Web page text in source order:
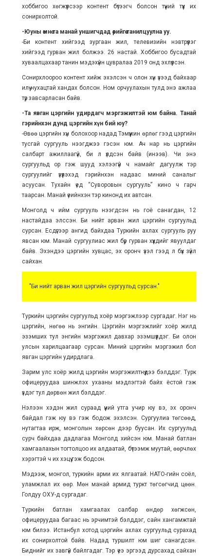
хоббигоо хөгжүүлсээр контент бүтээгч болсон түүний түүх их
сонирхолтой.
-Юуны өмнө та манай уншигчдад өөрийгөө танилцуулна уу.
-Би контент хийгээд зургаан жил, телевизийн нэвтрүүлэг
хийгээд гурван жил болжээ. 26 настай. Хоббигоо бусадтай
хуваалцахаар танин мэдэхүйн цувралаа 2019 онд эхлүүлсэн.
Сонирхлоороо контент хийж эхэлсэн ч олон хүн үзээд байхаар
илүү нухацтай хандах болсон. Ном орчуулахын тулд энэ ажлаа
түр завсарласан байв.
-Та явган цэргийн удирдагч мэргэжилтэй юм байна. Танай
гэрийнхэн дунд цэргийн хүн бий юу?
-Өвөө цэргийн хүн болохоор надад Тэмүүжин өрлөг гээд цэргийн
тусгай сургууль нээгджээ гэсэн юм. Ач нар нь цэргийн
салбарт ажиллаагүй, би л үлдсэн байв (инээв). Чи энэ
сургуульд ор гэж шууд хэлээгүй ч намайг дагуулж тэр
сургуулийг үзүүлэхэд гэрийнхэн надаас миний саналыг
асуусан. Тухайн үед “Суворовын сургууль” кино ч гарч
таарсан. Манай үеийнхэн тэр кинонд их автсан.
Монголд ч ийм сургууль нээгдсэн нь гоё санагдан, 12
настайдаа элссэн. Би нийт арван жил цэргийн сургуульд
сурсан. Есдүгээр ангид байхдаа Туркийн ахлах сургууль руу
явсан юм. Манай сургуулиас жил бүр гурван хүүхдийг явуулдаг
байв. Эхэндээ цэргийн хувцас, эх оронч үзэл гээд л бүх зүйл
сайхан.
" Би нийт арван жил цэргийн сургуульд сурсан."
Туркийн цэргийн сургуульд хоёр мэргэжлээр сургадаг. Нэг нь
цэргийн, нөгөө нь энгийн. Цэргийн мэргэжлийг хоёр жилд
эзэмших тул энгийн мэргэжил давхар эзэмшүүлдэг. Би олон
улсын харилцаагаар сурсан. Миний цэргийн мэргэжил бол
явган цэргийн удирдлага.
Зарим улс хоёр жилд цэргийн мэргэжилтнүүдээ бэлддэг. Турк
офицеруудаа шинжлэх ухааны мэдлэгтэй байх ёстой гэж
үздэг тул дөрвөн жил бэлддэг.
Нэлээн хэдэн жил сураад үүний утга учир юу вэ, эх оронч
байдал гэж юу вэ гэж бодож эхэлсэн. Сургуулиа төгсөөд,
нутагтаа ирж, монголын хөрсөн дээр буусан. Их сургуульд
сурч байхдаа дадлагаа Монголд хийсэн юм. Манай батлан
хамгаалахын тогтолцоо их алдаатай, бүтээмж муутай, өөрчлөх
хэрэгтэй ч их хэцүү гэж бодсон.
Мэдээж, монгол, туркийн арми их ялгаатай. НАТО-гийн соёл,
уламжлал их өөр. Мөн манай армид туркт төгсөгчид цөөн.
Голдуу ОХУ-д сургадаг.
Туркийн батлан хамгаалах салбар өндөр хөгжсөн,
офицеруудаа багаас нь эрчимтэй бэлддэг, сайн хангамжтай
юм билээ. Истанбул хотод цэргийн ахлах сургуульд сурахад
их сонирхолтой байв. Надад туршилт юм шиг санагдсан.
Биднийг их завгүй байлгадаг. Тэр үеэ эргээд дурсахад сайхан